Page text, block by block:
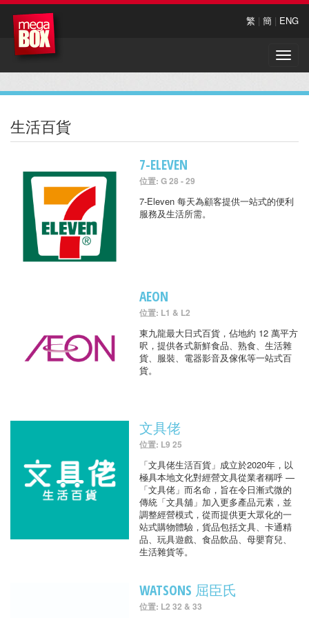
繁 | 簡 | ENG
Toggle
生活百貨
7-ELEVEN
位置: G 28 - 29
7-Eleven 每天為顧客提供一站式的便利
服務及生活所需。
AEON
位置: L1 & L2
東九龍最大日式百貨，佔地約 12 萬平方
呎，提供各式新鮮食品、熟食、生活雜
貨、服裝、電器影音及傢俬等一站式百
貨。
文具佬
位置: L9 25
「文具佬生活百貨」成立於2020年，以
極具本地文化對經營文具從業者稱呼 —
「文具佬」而名命，旨在令日漸式微的
傳統「文具舖」加入更多產品元素，並
調整經營模式，從而提供更大眾化的一
站式購物體驗，貨品包括文具、卡通精
品、玩具遊戲、食品飲品、母嬰育兒、
生活雜貨等。
WATSONS 屈臣氏
位置: L2 32 & 33